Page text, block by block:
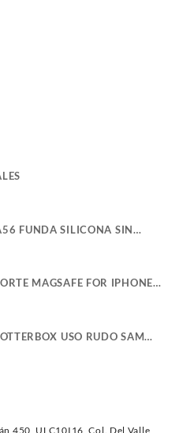
FUNDA SILICONA SIN
SAMSUNG
MAGSAFE FOR IPHONE
USO RUDO SAM
S26 ULTRA
450, ULC10I16, Col. Del Valle,